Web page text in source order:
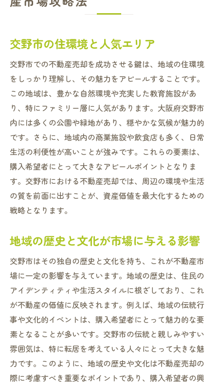
交野市の住環境と人気エリア
交野市での不動産売却を成功させる鍵は、地域の住環境
をしっかり理解し、その魅力をアピールすることです。
この地域は、豊かな自然環境や充実した教育施設があ
り、特にファミリー層に人気があります。大阪府交野市
内には多くの公園や緑地があり、穏やかな気候が魅力的
です。さらに、地域内の商業施設や飲食店も多く、日常
生活の利便性が高いことが強みです。これらの要素は、
購入希望者にとって大きなアピールポイントとなりま
す。交野市における不動産売却では、周辺の環境や生活
の質を前面に出すことが、資産価値を最大化するための
戦略となります。
地域の歴史と文化が市場に与える影響
交野市はその独自の歴史と文化を持ち、これが不動産市
場に一定の影響を与えています。地域の歴史は、住民の
アイデンティティや生活スタイルに根ざしており、これ
が不動産の価値に反映されます。例えば、地域の伝統行
事や文化的イベントは、購入希望者にとって魅力的な要
素となることが多いです。交野市の伝統と親しみやすい
雰囲気は、特に転居を考えている人々にとって大きな魅
力です。このように、地域の歴史や文化は不動産売却の
際に考慮すべき重要なポイントであり、購入希望者の興